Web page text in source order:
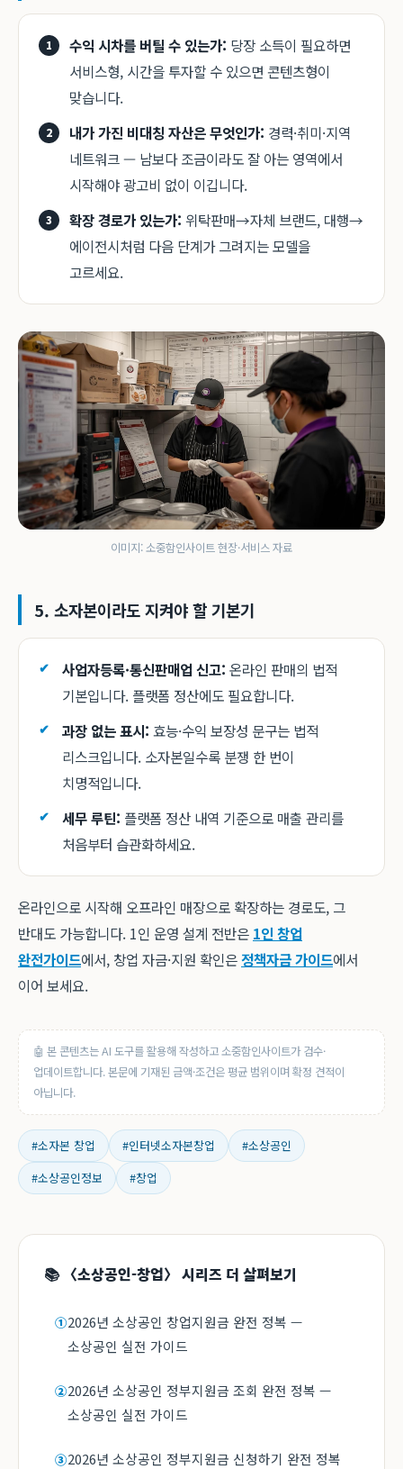
수익 시차를 버틸 수 있는가: 당장 소득이 필요하면
서비스형, 시간을 투자할 수 있으면 콘텐츠형이
맞습니다.
내가 가진 비대칭 자산은 무엇인가: 경력·취미·지역
네트워크 — 남보다 조금이라도 잘 아는 영역에서
시작해야 광고비 없이 이깁니다.
확장 경로가 있는가: 위탁판매→자체 브랜드, 대행→
에이전시처럼 다음 단계가 그려지는 모델을
고르세요.
이미지: 소중함인사이트 현장·서비스 자료
5. 소자본이라도 지켜야 할 기본기
사업자등록·통신판매업 신고: 온라인 판매의 법적
기본입니다. 플랫폼 정산에도 필요합니다.
과장 없는 표시: 효능·수익 보장성 문구는 법적
리스크입니다. 소자본일수록 분쟁 한 번이
치명적입니다.
세무 루틴: 플랫폼 정산 내역 기준으로 매출 관리를
처음부터 습관화하세요.
온라인으로 시작해 오프라인 매장으로 확장하는 경로도, 그
반대도 가능합니다. 1인 운영 설계 전반은 1인 창업
완전가이드에서, 창업 자금·지원 확인은정책자금 가이드에서
이어 보세요.
🤖 본 콘텐츠는 AI 도구를 활용해 작성하고 소중함인사이트가 검수·
업데이트합니다. 본문에 기재된 금액·조건은 평균 범위이며 확정 견적이
아닙니다.
#소자본 창업 #인터넷소자본창업
#소상공인
#소상공인정보
#창업
📚 〈소상공인-창업〉 시리즈 더 살펴보기
①2026년 소상공인 창업지원금 완전 정복 —
소상공인 실전 가이드
②2026년 소상공인 정부지원금 조회 완전 정복 —
소상공인 실전 가이드
③2026년 소상공인 정부지원금 신청하기 완전 정복